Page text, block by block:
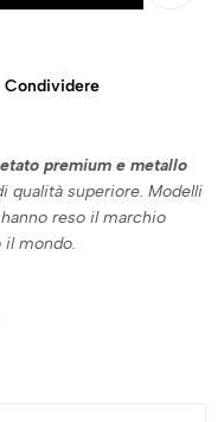
Condividere
premium e metallo
qualità superiore. Modelli
reso il marchio
mondo.